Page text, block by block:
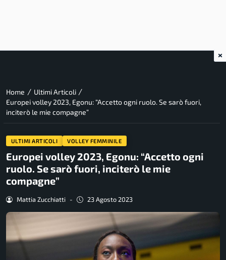
Home / Ultimi Articoli /
Europei volley 2023, Egonu: “Accetto ogni ruolo. Se sarò fuori,
inciterò le mie compagne”
ULTIMI ARTICOLI VOLLEY FEMMINILE
Europei volley 2023, Egonu: “Accetto ogni
ruolo. Se sarò fuori, inciterò le mie
compagne”
Mattia Zucchiatti - 23 Agosto 2023
×